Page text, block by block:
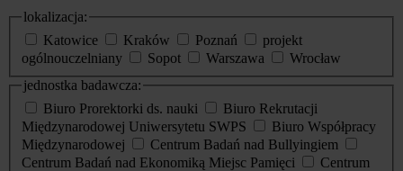
lokalizacja:
Katowice
Kraków Poznań
projekt
ogólnouczelniany
Sopot Warszawa
Wrocław
jednostka badawcza:
Biuro Prorektorki ds. nauki
Biuro Rekrutacji
Międzynarodowej Uniwersytetu SWPS
Biuro Współpracy
Międzynarodowej
Centrum Badań nad Bullyingiem
Centrum Badań nad Ekonomiką Miejsc Pamięci
Centrum